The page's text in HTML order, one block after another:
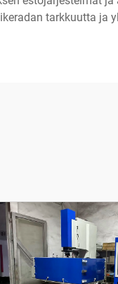
tarkkuutta ja